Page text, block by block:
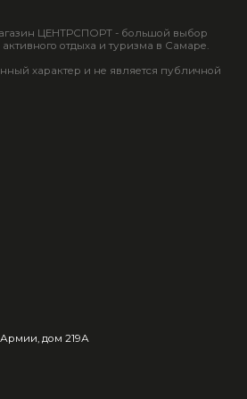
ЦЕНТРСПОРТ - большой выбор
отдыха и туризма в Самаре.
характер и не является публичной
Армии, дом 219А